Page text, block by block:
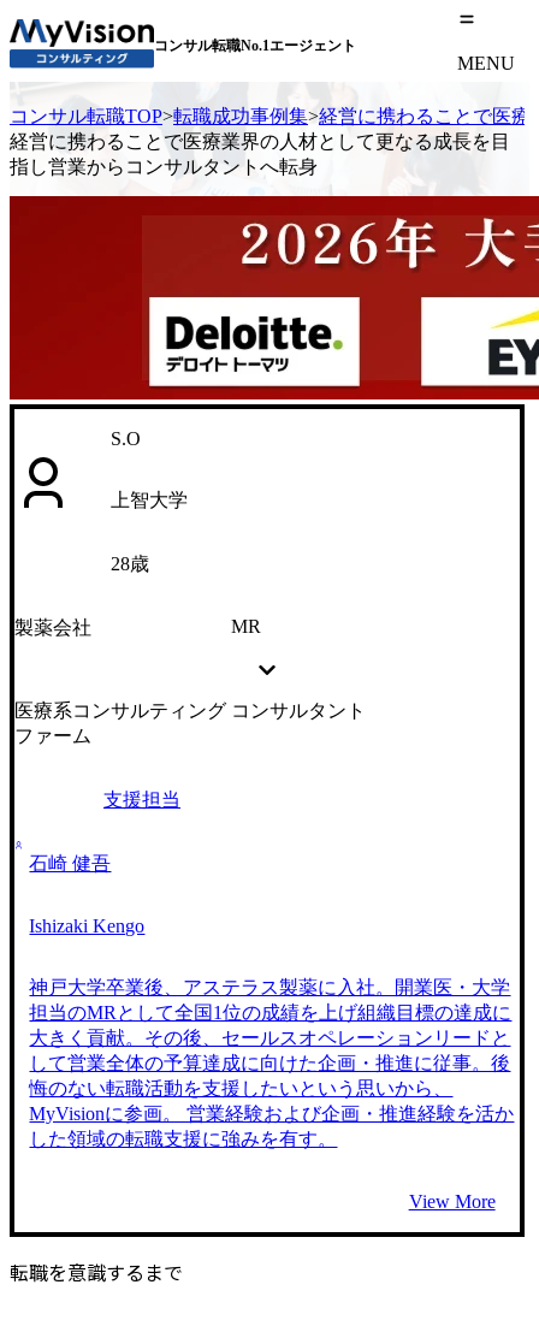
コンサル転職No.1エージェント
MENU
コンサル転職TOP>転職成功事例集>経営に携わることで医療
経営に携わることで医療業界の人材として更なる成長を目
指し営業からコンサルタントへ転身
S.O
上智大学
28歳
製薬会社 MR
医療系コンサルティング
ファーム
コンサルタント
支援担当
石崎 健吾
Ishizaki Kengo
神戸大学卒業後、アステラス製薬に入社。開業医・大学
担当のMRとして全国1位の成績を上げ組織目標の達成に
大きく貢献。その後、セールスオペレーションリードと
して営業全体の予算達成に向けた企画・推進に従事。後
悔のない転職活動を支援したいという思いから、
MyVisionに参画。 営業経験および企画・推進経験を活か
した領域の転職支援に強みを有す。
View More
転職を意識するまで